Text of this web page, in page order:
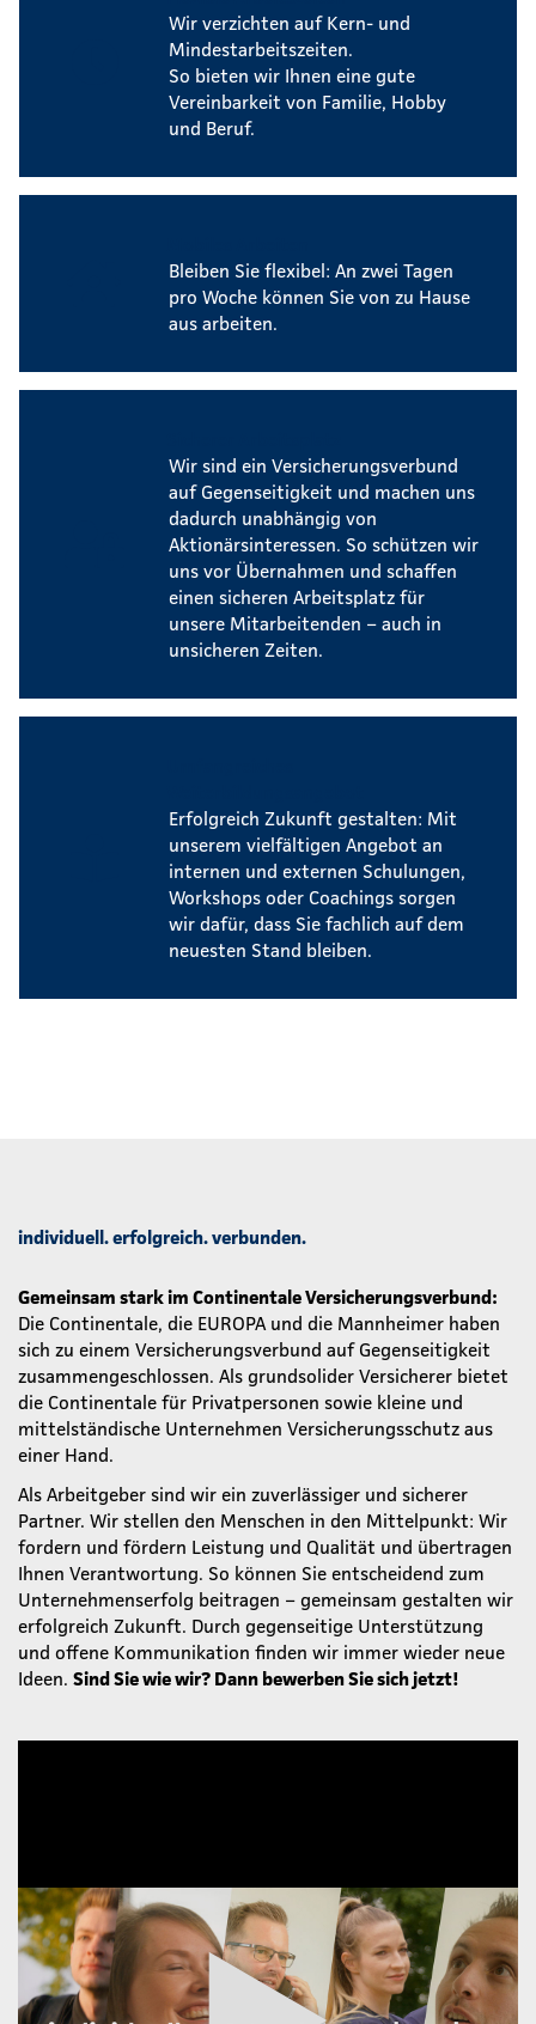
Wir verzichten auf Kern- und
Mindestarbeitszeiten.
So bieten wir Ihnen eine gute
Vereinbarkeit von Familie, Hobby
und Beruf.
Bleiben Sie flexibel: An zwei Tagen
pro Woche können Sie von zu Hause
aus arbeiten.
Wir sind ein Versicherungsverbund
auf Gegenseitigkeit und machen uns
dadurch unabhängig von
Aktionärsinteressen. So schützen wir
uns vor Übernahmen und schaffen
einen sicheren Arbeitsplatz für
unsere Mitarbeitenden – auch in
unsicheren Zeiten.
Erfolgreich Zukunft gestalten: Mit
unserem vielfältigen Angebot an
internen und externen Schulungen,
Workshops oder Coachings sorgen
wir dafür, dass Sie fachlich auf dem
neuesten Stand bleiben.
individuell. erfolgreich. verbunden.
Gemeinsam stark im Continentale Versicherungsverbund:
Die Continentale, die EUROPA und die Mannheimer haben
sich zu einem Versicherungsverbund auf Gegenseitigkeit
zusammengeschlossen. Als grundsolider Versicherer bietet
die Continentale für Privatpersonen sowie kleine und
mittelständische Unternehmen Versicherungsschutz aus
einer Hand.
Als Arbeitgeber sind wir ein zuverlässiger und sicherer
Partner. Wir stellen den Menschen in den Mittelpunkt: Wir
fordern und fördern Leistung und Qualität und übertragen
Ihnen Verantwortung. So können Sie entscheidend zum
Unternehmenserfolg beitragen – gemeinsam gestalten wir
erfolgreich Zukunft. Durch gegenseitige Unterstützung
und offene Kommunikation finden wir immer wieder neue
Ideen. Sind Sie wie wir? Dann bewerben Sie sich jetzt!